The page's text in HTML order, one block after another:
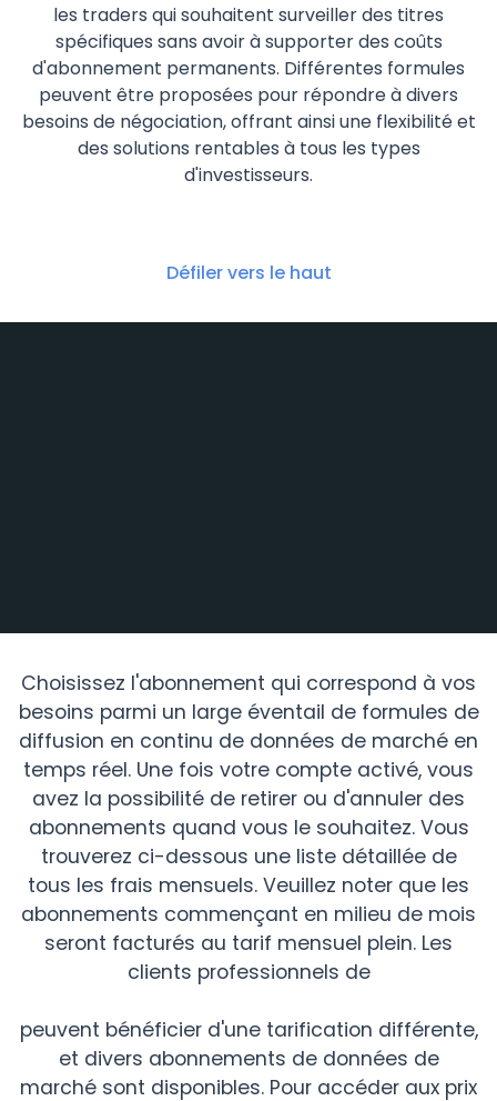
les traders qui souhaitent surveiller des titres
spécifiques sans avoir à supporter des coûts
d'abonnement permanents. Différentes formules
peuvent être proposées pour répondre à divers
besoins de négociation, offrant ainsi une flexibilité et
des solutions rentables à tous les types
d'investisseurs.
Défiler vers le haut
Choisissez l'abonnement qui correspond à vos
besoins parmi un large éventail de formules de
diffusion en continu de données de marché en
temps réel. Une fois votre compte activé, vous
avez la possibilité de retirer ou d'annuler des
abonnements quand vous le souhaitez. Vous
trouverez ci-dessous une liste détaillée de
tous les frais mensuels. Veuillez noter que les
abonnements commençant en milieu de mois
seront facturés au tarif mensuel plein. Les
clients professionnels de
peuvent bénéficier d'une tarification différente,
et divers abonnements de données de
marché sont disponibles. Pour accéder aux prix